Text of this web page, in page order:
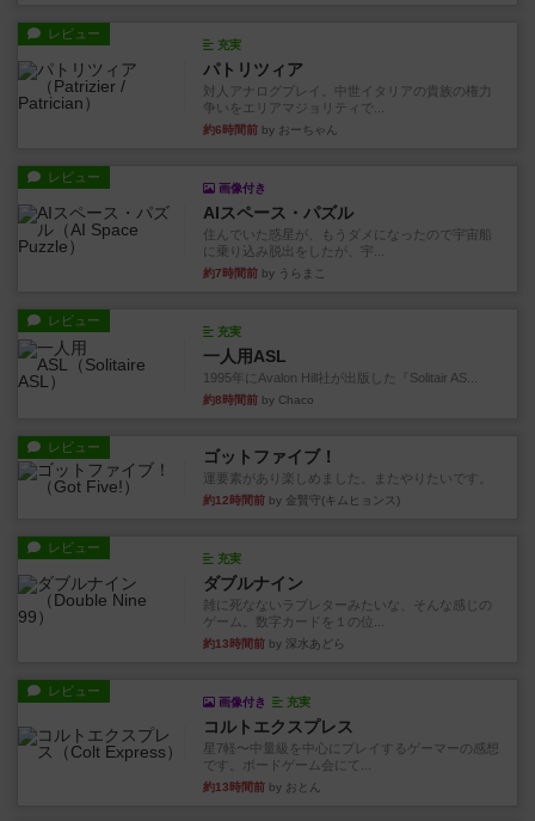
レビュー
充実
パトリツィア
対人アナログプレイ。中世イタリアの貴族の権力
争いをエリアマジョリティで...
約6時間前 by おーちゃん
レビュー
画像付き
AIスペース・パズル
住んでいた惑星が、もうダメになったので宇宙船
に乗り込み脱出をしたが、宇...
約7時間前 by うらまこ
レビュー
充実
一人用ASL
1995年にAvalon Hill社が出版した『Solitair AS...
約8時間前 by Chaco
レビュー ゴットファイブ！
運要素があり楽しめました。またやりたいです。
約12時間前 by 金賢守(キムヒョンス)
レビュー
充実
ダブルナイン
雑に死なないラブレターみたいな、そんな感じの
ゲーム。数字カードを１の位...
約13時間前 by 深水あどら
レビュー
画像付き 充実
コルトエクスプレス
星7軽〜中量級を中心にプレイするゲーマーの感想
です。ボードゲーム会にて...
約13時間前 by おとん